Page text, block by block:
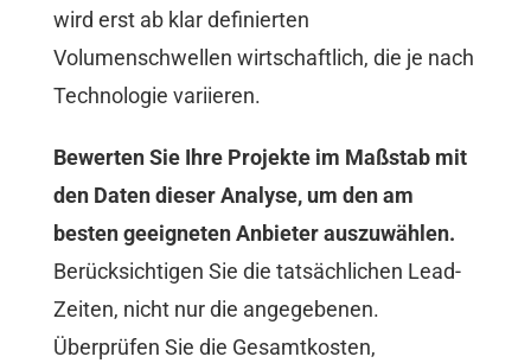
wird erst ab klar definierten
Volumenschwellen wirtschaftlich, die je nach
Technologie variieren.
Bewerten Sie Ihre Projekte im Maßstab mit
den Daten dieser Analyse, um den am
besten geeigneten Anbieter auszuwählen.
Berücksichtigen Sie die tatsächlichen Lead-
Zeiten, nicht nur die angegebenen.
Überprüfen Sie die Gesamtkosten,